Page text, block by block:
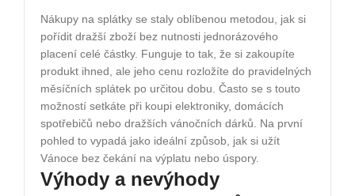
Nákupy na splátky se staly oblíbenou metodou, jak si
pořídit dražší zboží bez nutnosti jednorázového
placení celé částky. Funguje to tak, že si zakoupíte
produkt ihned, ale jeho cenu rozložíte do pravidelných
měsíčních splátek po určitou dobu. Často se s touto
možností setkáte při koupi elektroniky, domácích
spotřebičů nebo dražších vánočních dárků. Na první
pohled to vypadá jako ideální způsob, jak si užít
Vánoce bez čekání na výplatu nebo úspory.
Výhody a nevýhody